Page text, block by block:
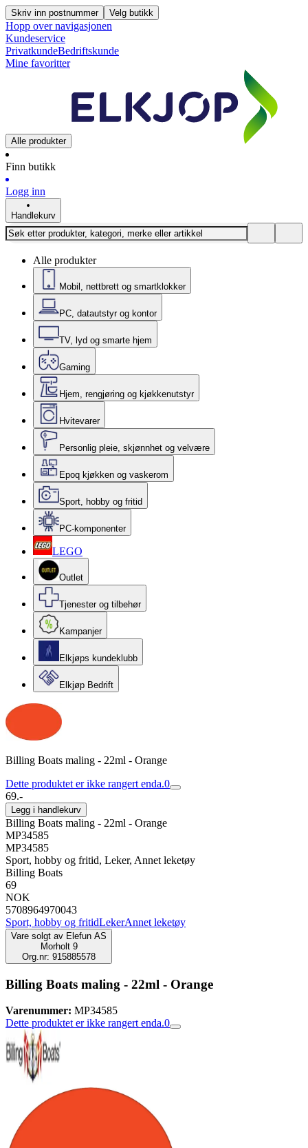
Skriv inn postnummer Velg butikk
Hopp over navigasjonen
Kundeservice
PrivatkundeBedriftskunde
Mine favoritter
Alle produkter
Finn butikk
Logg inn
Handlekurv
Alle produkter
Mobil, nettbrett og smartklokker
PC, datautstyr og kontor
TV, lyd og smarte hjem
Gaming
Hjem, rengjøring og kjøkkenutstyr
Hvitevarer
Personlig pleie, skjønnhet og velvære
Epoq kjøkken og vaskerom
Sport, hobby og fritid
PC-komponenter
LEGO
Outlet
Tjenester og tilbehør
Kampanjer
Elkjøps kundeklubb
Elkjøp Bedrift
Billing Boats maling - 22ml - Orange
Dette produktet er ikke rangert enda.0
69.-
Legg i handlekurv
Billing Boats maling - 22ml - Orange
MP34585
MP34585
Sport, hobby og fritid, Leker, Annet leketøy
Billing Boats
69
NOK
5708964970043
Sport, hobby og fritidLekerAnnet leketøy
Vare solgt av Elefun AS
Morholt 9
Org.nr: 915885578
Billing Boats maling - 22ml - Orange
Varenummer: MP34585
Dette produktet er ikke rangert enda.0